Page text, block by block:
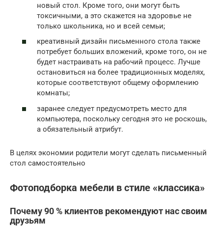
новый стол. Кроме того, они могут быть
токсичными, а это скажется на здоровье не
только школьника, но и всей семьи;
креативный дизайн письменного стола также
потребует больших вложений, кроме того, он не
будет настраивать на рабочий процесс. Лучше
остановиться на более традиционных моделях,
которые соответствуют общему оформлению
комнаты;
заранее следует предусмотреть место для
компьютера, поскольку сегодня это не роскошь,
а обязательный атрибут.
В целях экономии родители могут сделать письменный
стол самостоятельно
Фотоподборка мебели в стиле «классика»
Почему 90 % клиентов рекомендуют нас своим
друзьям